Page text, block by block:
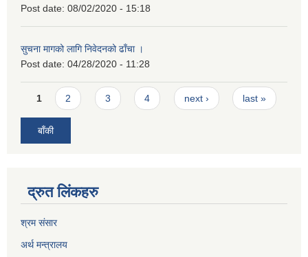
Post date: 08/02/2020 - 15:18
सुचना मागको लागि निवेदनको ढाँचा ।
Post date: 04/28/2020 - 11:28
Pages
1 2 3 4 next › last »
बाँकी
द्रुत लिंकहरु
श्रम संसार
अर्थ मन्त्रालय